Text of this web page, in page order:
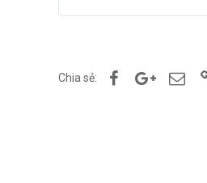
Chia sẻ: FacebookGoogle+